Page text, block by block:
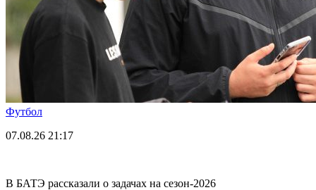
Футбол
07.08.26 21:17
В БАТЭ рассказали о задачах на сезон-2026